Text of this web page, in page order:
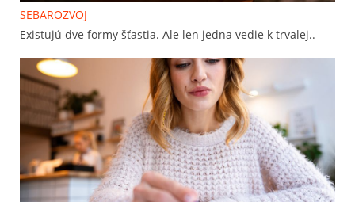
SEBAROZVOJ
Existujú dve formy šťastia. Ale len jedna vedie k trvalej..